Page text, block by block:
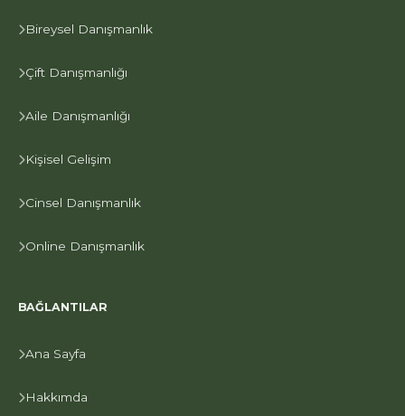
Bireysel Danışmanlık
Çift Danışmanlığı
Aile Danışmanlığı
Kişisel Gelişim
Cinsel Danışmanlık
Online Danışmanlık
BAĞLANTILAR
Ana Sayfa
Hakkımda